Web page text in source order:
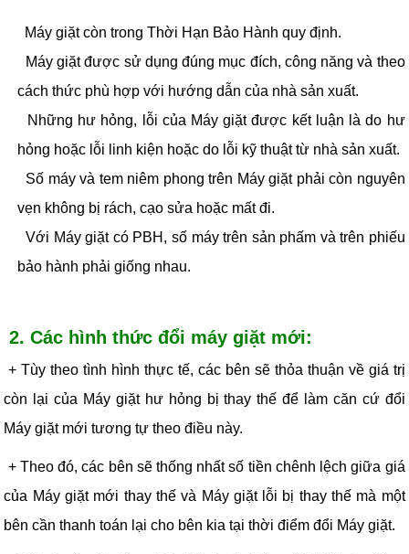
Máy giặt còn trong Thời Hạn Bảo Hành quy định.
Máy giặt được sử dụng đúng mục đích, công năng và theo
cách thức phù hợp với hướng dẫn của nhà sản xuất.
Những hư hỏng, lỗi của Máy giặt được kết luận là do hư
hỏng hoặc lỗi linh kiện hoặc do lỗi kỹ thuật từ nhà sản xuất.
Số máy và tem niêm phong trên Máy giặt phải còn nguyên
vẹn không bị rách, cạo sửa hoặc mất đi.
Với Máy giặt có PBH, số máy trên sản phấm và trên phiếu
bảo hành phải giống nhau.
2. Các hình thức đổi máy giặt mới:
+ Tùy theo tình hình thực tế, các bên sẽ thỏa thuận về giá trị
còn lại của Máy giặt hư hỏng bị thay thế để làm căn cứ đổi
Máy giặt mới tương tự theo điều này.
+ Theo đó, các bên sẽ thống nhất số tiền chênh lệch giữa giá
của Máy giặt mới thay thế và Máy giặt lỗi bị thay thế mà một
bên cần thanh toán lại cho bên kia tại thời điểm đổi Máy giặt.